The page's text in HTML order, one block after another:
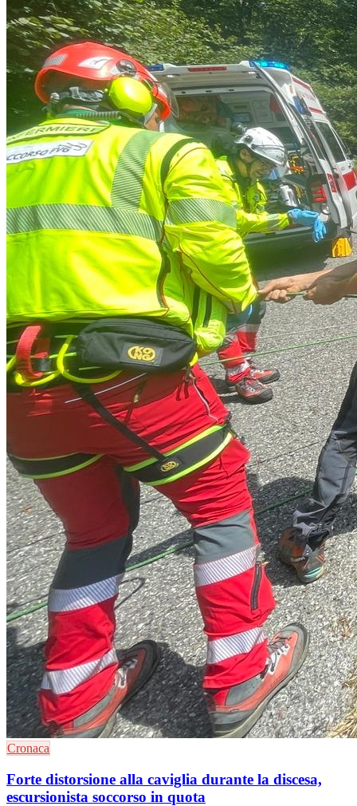
Cronaca
Forte distorsione alla caviglia durante la discesa,
escursionista soccorso in quota